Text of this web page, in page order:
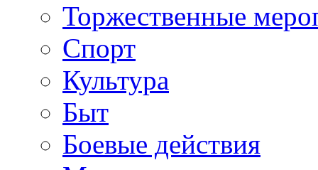
Торжественные
Спорт
Культура
Быт
Боевые действия